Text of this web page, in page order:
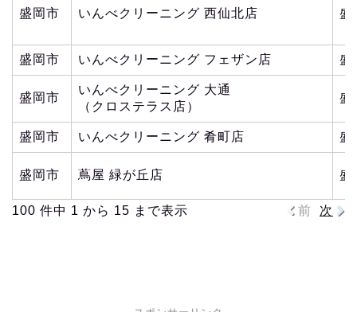
盛岡市 いんべクリーニング 西仙北店 盛
盛岡市 いんべクリーニング フェザン店 盛
盛岡市
いんべクリーニング 大通
（クロステラス店）
盛
盛岡市 いんべクリーニング 肴町店 盛
盛岡市 蔦屋 緑が丘店 盛
100 件中 1 から 15 まで表示 前 次